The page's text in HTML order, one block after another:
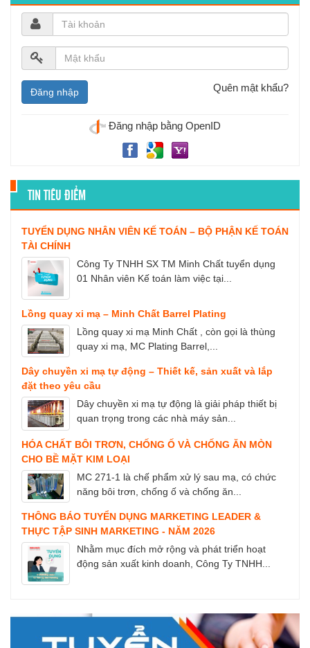
Quên mật khẩu?
Đăng nhập bằng OpenID
TIN TIÊU ĐIỂM
TUYỂN DỤNG NHÂN VIÊN KẾ TOÁN – BỘ PHẬN KẾ TOÁN
TÀI CHÍNH
Công Ty TNHH SX TM Minh Chất tuyển dụng
01 Nhân viên Kế toán làm việc tại...
Lồng quay xi mạ – Minh Chất Barrel Plating
Lồng quay xi mạ Minh Chất , còn gọi là thùng
quay xi mạ, MC Plating Barrel,...
Dây chuyền xi mạ tự động – Thiết kế, sản xuất và lắp
đặt theo yêu cầu
Dây chuyền xi mạ tự động là giải pháp thiết bị
quan trọng trong các nhà máy sản...
HÓA CHẤT BÔI TRƠN, CHỐNG Ố VÀ CHỐNG ĂN MÒN
CHO BỀ MẶT KIM LOẠI
MC 271-1 là chế phẩm xử lý sau mạ, có chức
năng bôi trơn, chống ố và chống ăn...
THÔNG BÁO TUYỂN DỤNG MARKETING LEADER &
THỰC TẬP SINH MARKETING - NĂM 2026
Nhằm mục đích mở rộng và phát triển hoạt
động sản xuất kinh doanh, Công Ty TNHH...